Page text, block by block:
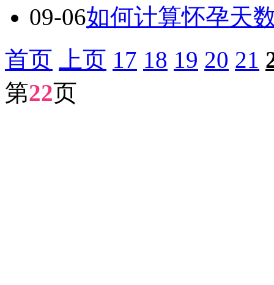
09-06如何计算怀孕天
首页
上页 17 18 19 20 21
第22页